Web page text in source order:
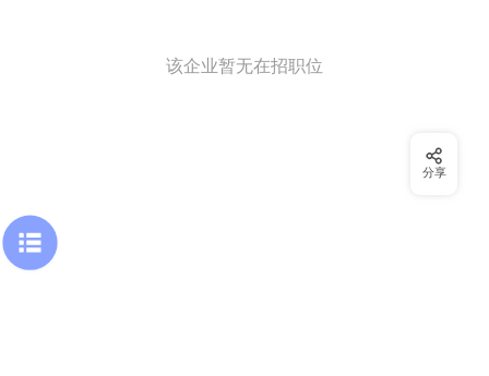
该企业暂无在招职位
分享